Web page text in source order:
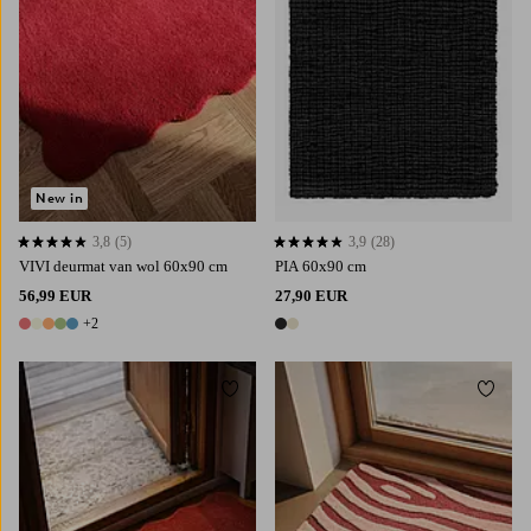
VIVI deurmat van wol 60x90 cm
56,99 EUR
7 kleuren
+2
3,8 op basis van 5 beoordelingen
3,8 (5)
New in
PIA 60x90 cm
27,90 EUR
2 kleuren
3,9 op basis van 28 beoordelingen
3,9 (28)
Toevoegen aan favorieten